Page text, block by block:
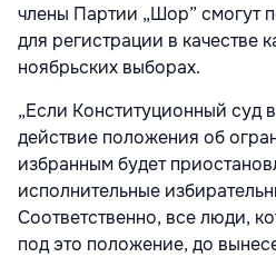
члены Партии „Шор” смогут
для регистрации в качестве
ноябрьских выборах.
„Если Конституционный суд
действие положения об
избранным будет
исполнительные
Соответственно, все люди,
под это положение, до